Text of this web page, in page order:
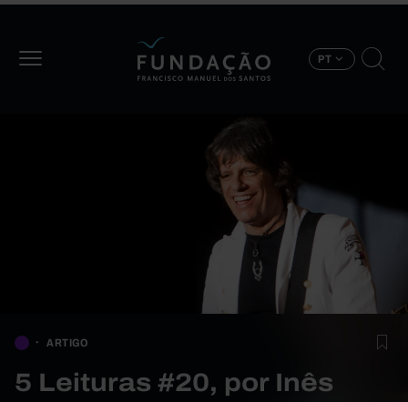
PT
ARTIGO
5 Leituras #20, por Inês